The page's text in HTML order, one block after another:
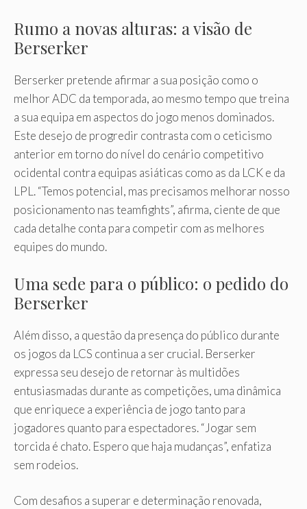
Rumo a novas alturas: a visão de
Berserker
Berserker pretende afirmar a sua posição como o
melhor ADC da temporada, ao mesmo tempo que treina
a sua equipa em aspectos do jogo menos dominados.
Este desejo de progredir contrasta com o ceticismo
anterior em torno do nível do cenário competitivo
ocidental contra equipas asiáticas como as da LCK e da
LPL. “Temos potencial, mas precisamos melhorar nosso
posicionamento nas teamfights”, afirma, ciente de que
cada detalhe conta para competir com as melhores
equipes do mundo.
Uma sede para o público: o pedido do
Berserker
Além disso, a questão da presença do público durante
os jogos da LCS continua a ser crucial. Berserker
expressa seu desejo de retornar às multidões
entusiasmadas durante as competições, uma dinâmica
que enriquece a experiência de jogo tanto para
jogadores quanto para espectadores. “Jogar sem
torcida é chato. Espero que haja mudanças”, enfatiza
sem rodeios.
Com desafios a superar e determinação renovada,